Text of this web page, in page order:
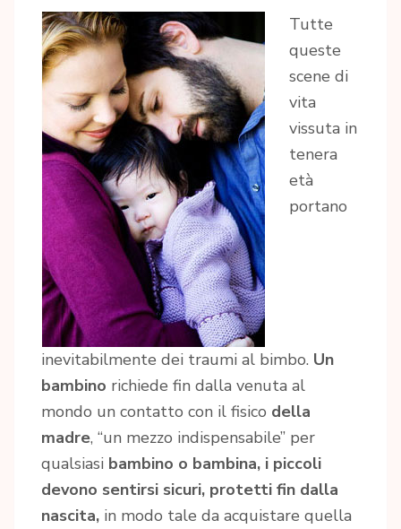
Tutte
queste
scene di
vita
vissuta in
tenera
età
portano
inevitabilmente dei traumi al bimbo. Un
bambino richiede fin dalla venuta al
mondo un contatto con il fisico della
madre, “un mezzo indispensabile” per
qualsiasi bambino o bambina, i piccoli
devono sentirsi sicuri, protetti fin dalla
nascita, in modo tale da acquistare quella